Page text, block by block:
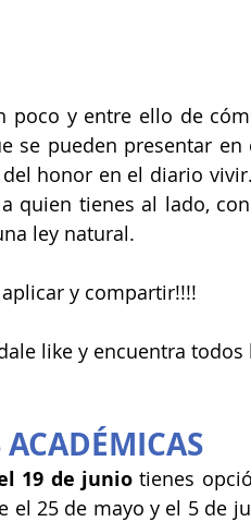
poco y entre ello de
se pueden presentar
honor en el diario
quien tienes al lado,
ley natural.
aplicar y compartir!!!!
like y encuentra
19 de junio tienes
el 25 de mayo y el 5 de